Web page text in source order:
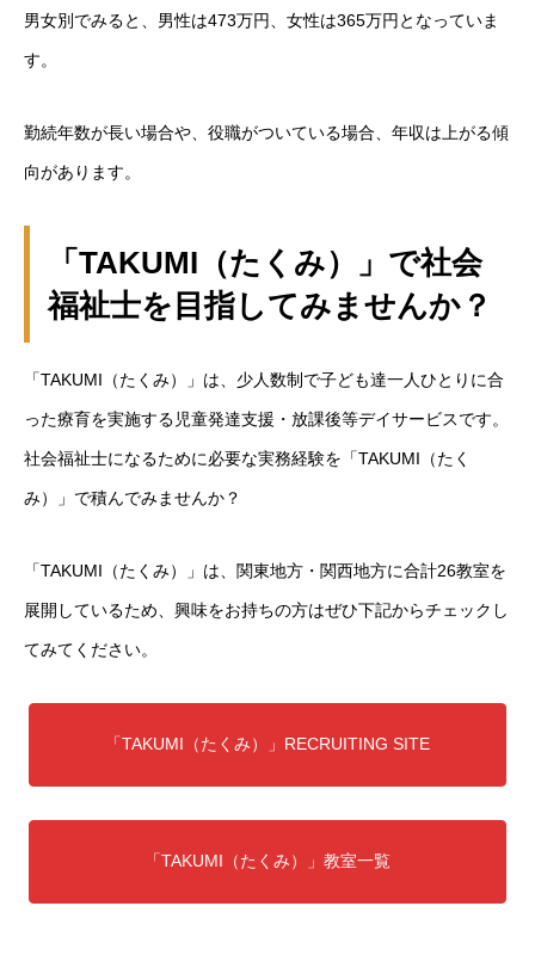
男女別でみると、男性は473万円、女性は365万円となっていま
す。
勤続年数が長い場合や、役職がついている場合、年収は上がる傾
向があります。
「TAKUMI（たくみ）」で社会
福祉士を目指してみませんか？
「TAKUMI（たくみ）」は、少人数制で子ども達一人ひとりに合
った療育を実施する児童発達支援・放課後等デイサービスです。
社会福祉士になるために必要な実務経験を「TAKUMI（たく
み）」で積んでみませんか？
「TAKUMI（たくみ）」は、関東地方・関西地方に合計26教室を
展開しているため、興味をお持ちの方はぜひ下記からチェックし
てみてください。
「TAKUMI（たくみ）」RECRUITING SITE
「TAKUMI（たくみ）」教室一覧